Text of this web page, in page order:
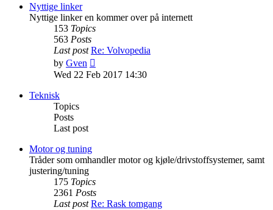
Nyttige linker
Nyttige linker en kommer over på internett
153 Topics
563 Posts
Last post Re: Volvopedia
by Gven
the
Wed 22 Feb 2017 14:30
Teknisk
Topics
Posts
Last post
Motor og tuning
Tråder som omhandler motor og kjøle/drivstoffsystemer, samt
justering/tuning
175 Topics
2361 Posts
Last post Re: Rask tomgang